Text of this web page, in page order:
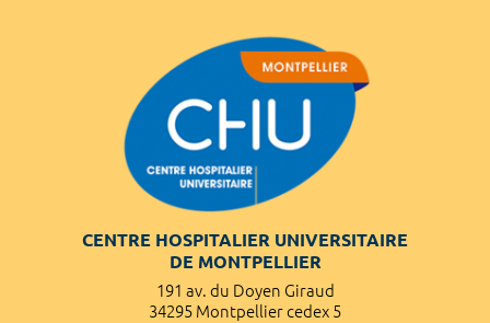
CENTRE HOSPITALIER UNIVERSITAIRE
DE MONTPELLIER
191 av. du Doyen Giraud
34295 Montpellier cedex 5